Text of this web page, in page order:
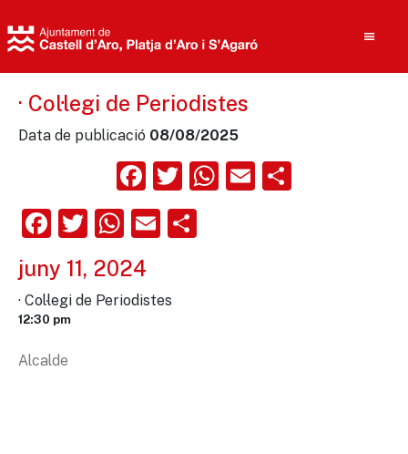
· Col·legi de Periodistes
Data de publicació 08/08/2025
Facebook
Twitter
WhatsApp
Email
Facebook
Twitter
WhatsApp
Email
juny 11, 2024
· Col·legi de Periodistes
12:30 pm
Alcalde